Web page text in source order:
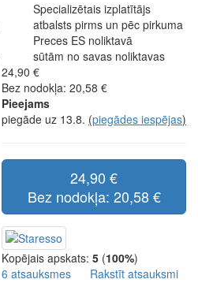
Specializētais izplatītājs
atbalsts pirms un pēc pirkuma
Preces ES noliktavā
sūtām no savas noliktavas
24,90 €
Bez nodokļa: 20,58 €
Pieejams
piegāde uz 13.8. (piegādes iespējas)
24,90 €
Bez nodokļa: 20,58 €
Kopējais apskats: 5 (100%)
6 atsauksmes
Rakstīt atsauksmi